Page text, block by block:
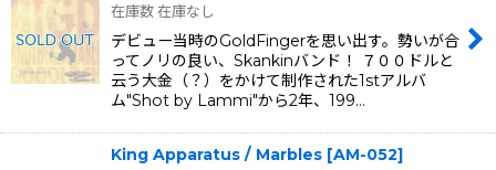
在庫数 在庫なし
デビュー当時のGoldFingerを思い出す。勢いが合
ってノリの良い、Skankinバンド！ ７００ドルと
云う大金（？）をかけて制作された1stアルバ
ム"Shot by Lammi"から2年、199…
King Apparatus / Marbles [AM-052]